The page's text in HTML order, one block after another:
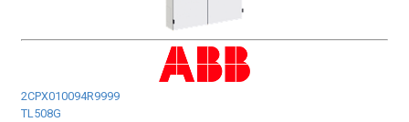
2CPX010094R9999
TL508G